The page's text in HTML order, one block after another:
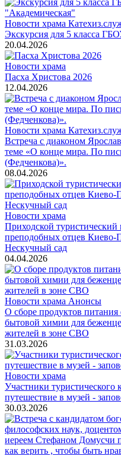
Новости храма
Экскурсия для 5 класса
20.04.2026
Новости храма
Пасха Христова 2026
12.04.2026
Новости храма
Встреча с диаконом
теме «О конце мира. По
(Федченкова)».
08.04.2026
Новости храма
Приходской
преподобных отцев Киево-
Нескучный сад
04.04.2026
Новости храма Анонсы
О сборе продуктов
бытовой химии для
жителей в зоне СВО
31.03.2026
Новости храма
Участники туристического
путешествие в музей -
30.03.2026